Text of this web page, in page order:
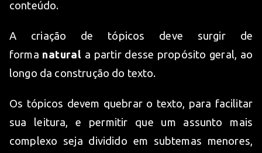
conteúdo.
A criação de tópicos deve surgir de
forma natural a partir desse propósito geral, ao
longo da construção do texto.
Os tópicos devem quebrar o texto, para facilitar
sua leitura, e permitir que um assunto mais
complexo seja dividido em subtemas menores,